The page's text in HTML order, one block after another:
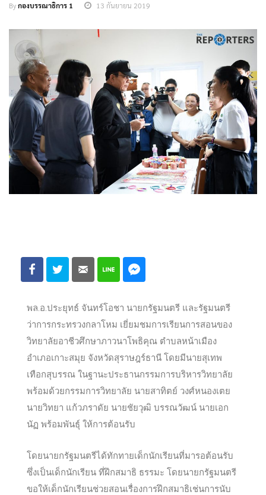
Byกองบรรณาธิการ 1 13 กันยายน 2019
พล.อ.ประยุทธ์ จันทร์โอชา นายกรัฐมนตรี และรัฐมนตรี
ว่าการกระทรวงกลาโหม เยี่ยมชมการเรียนการสอนของ
วิทยาลัยอาชีวศึกษาภาวนาโพธิคุณ ตำบลหน้าเมือง
อำเภอเกาะสมุย จังหวัดสุราษฎร์ธานี โดยมีนายสุเทพ
เทือกสุบรรณ ในฐานะประธานกรรมการบริหารวิทยาลัย
พร้อมด้วยกรรมการวิทยาลัย นายสาทิตย์ วงศ์หนองเตย
นายวิทยา แก้วภราดัย นายชัยวุฒิ บรรณวัฒน์ นายเอก
นัฏ พร้อมพันธ์ุ ให้การต้อนรับ
โดยนายกรัฐมนตรีได้ทักทายเด็กนักเรียนที่มารอต้อนรับ
ซึ่งเป็นเด็กนักเรียน ที่ฝึกสมาธิ ธรรมะ โดยนายกรัฐมนตรี
ขอให้เด็กนักเรียนช่วยสอนเรื่องการฝึกสมาธิเช่นการนับ